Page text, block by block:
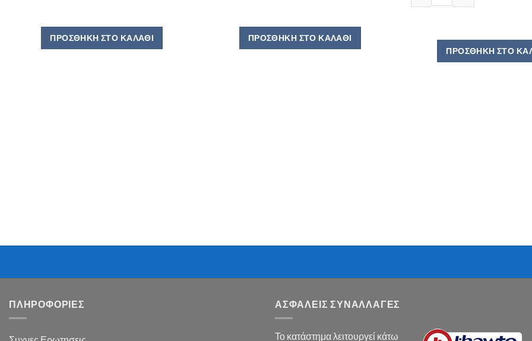
ΠΡΟΣΘΉΚΗ ΣΤΟ ΚΑΛΆΘΙ ΠΡΟΣΘΉΚΗ ΣΤΟ ΚΑΛΆΘΙ
ΠΡΟΣΘΉΚΗ ΣΤΟ
ΠΛΗΡΟΦΟΡΙΕΣ ΑΣΦΑΛΕΙΣ ΣΥΝΑΛΛΑΓΕΣ
Το κατάστημα λειτουργεί κάτω